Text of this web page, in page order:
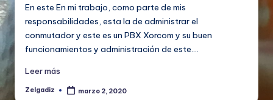
En este En mi trabajo, como parte de mis
responsabilidades, esta la de administrar el
conmutador y este es un PBX Xorcom y su buen
funcionamientos y administración de este.…
Leer más
Publicado
Zelgadiz marzo 2, 2020